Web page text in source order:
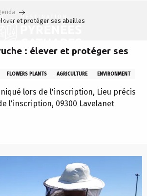
et protéger ses abeilles
: élever et protéger ses
FLOWERS PLANTS AGRICULTURE ENVIRONMENT
lors de l'inscription, Lieu précis
l'inscription, 09300 Lavelanet